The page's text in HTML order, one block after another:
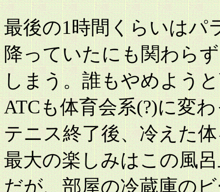
最後の1時間くらいはパ
降っていたにも関わら
しまう。誰もやめよう
ATCも体育会系(?)に変
テニス終了後、冷えた
最大の楽しみはこの風
だが、部屋の冷蔵庫の